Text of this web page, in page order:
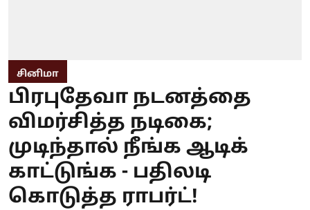
சினிமா
பிரபுதேவா நடனத்தை
விமர்சித்த நடிகை;
முடிந்தால் நீங்க ஆடிக்
காட்டுங்க - பதிலடி
கொடுத்த ராபர்ட்!